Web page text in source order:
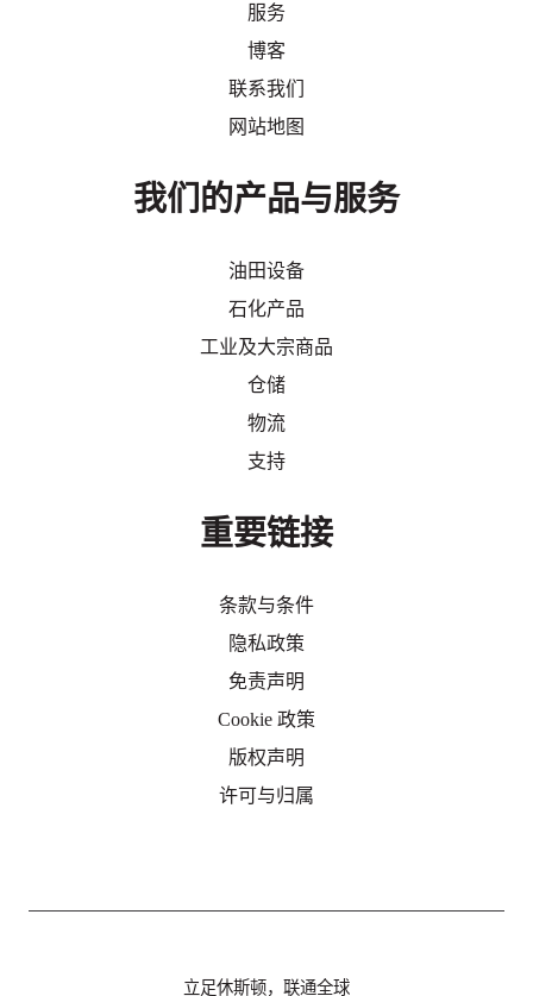
服务
博客
联系我们
网站地图
我们的产品与服务
油田设备
石化产品
工业及大宗商品
仓储
物流
支持
重要链接
条款与条件
隐私政策
免责声明
Cookie 政策
版权声明
许可与归属
立足休斯顿，联通全球